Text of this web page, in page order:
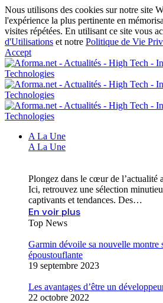
Nous utilisons des cookies sur notre site
l'expérience la plus pertinente en
visites répétées. En utilisant ce site vous
d'Utilisations et notre Politique de Vie
Accept
A La Une
A La Une
Plongez dans le cœur de l’actualité
Ici, retrouvez une sélection
captivants et tendances. Des…
En voir plus
Top News
Garmin dévoile sa nouvelle montre
époustouflante
19 septembre 2023
Les avantages d’être un
22 octobre 2022